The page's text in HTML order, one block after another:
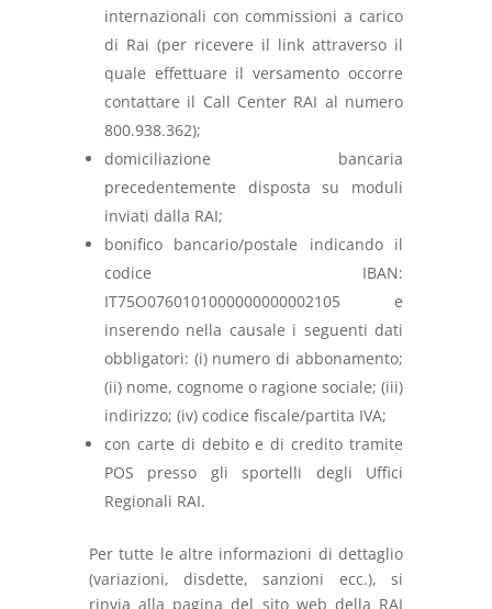
internazionali con commissioni a carico
di Rai (per ricevere il link attraverso il
quale effettuare il versamento occorre
contattare il Call Center RAI al numero
800.938.362);
domiciliazione bancaria
precedentemente disposta su moduli
inviati dalla RAI;
bonifico bancario/postale indicando il
codice IBAN:
IT75O0760101000000000002105 e
inserendo nella causale i seguenti dati
obbligatori: (i) numero di abbonamento;
(ii) nome, cognome o ragione sociale; (iii)
indirizzo; (iv) codice fiscale/partita IVA;
con carte di debito e di credito tramite
POS presso gli sportelli degli Uffici
Regionali RAI.
Per tutte le altre informazioni di dettaglio
(variazioni, disdette, sanzioni ecc.), si
rinvia alla pagina del sito web della RAI